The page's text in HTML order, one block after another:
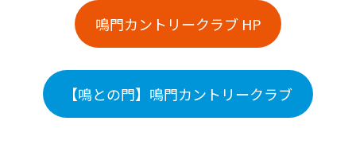
鳴門カントリークラブ HP
【鳴との門】鳴門カントリークラブ